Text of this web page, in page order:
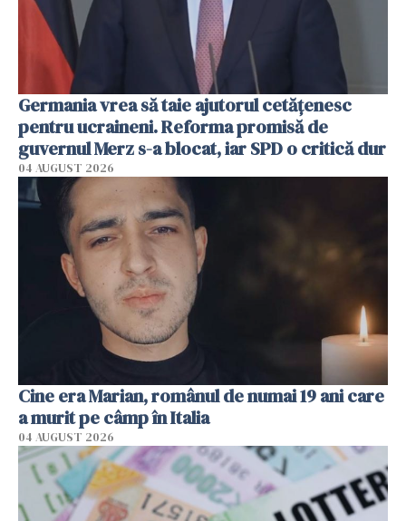
Germania vrea să taie ajutorul cetățenesc
pentru ucraineni. Reforma promisă de
guvernul Merz s-a blocat, iar SPD o critică dur
04 AUGUST 2026
Cine era Marian, românul de numai 19 ani care
a murit pe câmp în Italia
04 AUGUST 2026